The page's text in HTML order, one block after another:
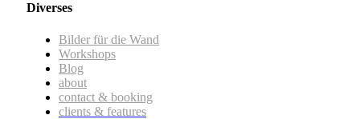
Diverses
Bilder für die Wand
Workshops
Blog
about
contact & booking
clients & features